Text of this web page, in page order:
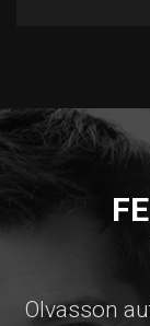
Olvasson